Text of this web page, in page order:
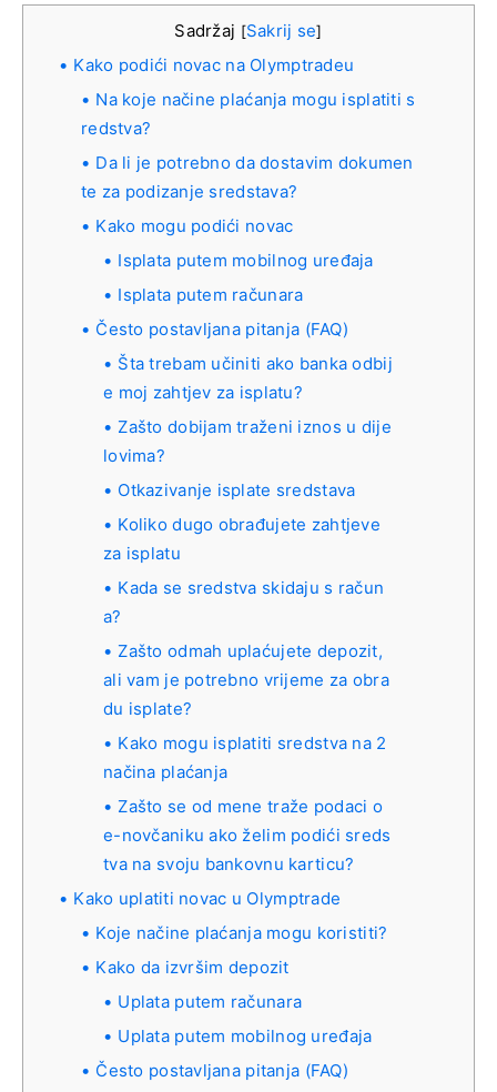
Sadržaj [Sakrij se]
Kako podići novac na Olymptradeu
Na koje načine plaćanja mogu isplatiti s
redstva?
Da li je potrebno da dostavim dokumen
te za podizanje sredstava?
Kako mogu podići novac
Isplata putem mobilnog uređaja
Isplata putem računara
Često postavljana pitanja (FAQ)
Šta trebam učiniti ako banka odbij
e moj zahtjev za isplatu?
Zašto dobijam traženi iznos u dije
lovima?
Otkazivanje isplate sredstava
Koliko dugo obrađujete zahtjeve
za isplatu
Kada se sredstva skidaju s račun
a?
Zašto odmah uplaćujete depozit,
ali vam je potrebno vrijeme za obra
du isplate?
Kako mogu isplatiti sredstva na 2
načina plaćanja
Zašto se od mene traže podaci o
e-novčaniku ako želim podići sreds
tva na svoju bankovnu karticu?
Kako uplatiti novac u Olymptrade
Koje načine plaćanja mogu koristiti?
Kako da izvršim depozit
Uplata putem računara
Uplata putem mobilnog uređaja
Često postavljana pitanja (FAQ)